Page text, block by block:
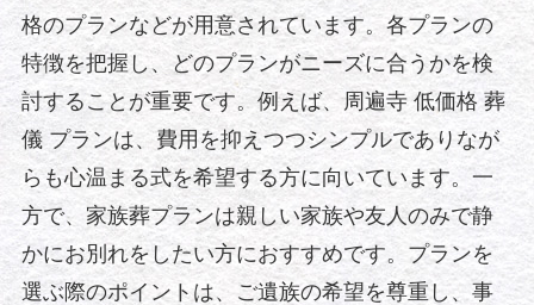
格のプランなどが用意されています。各プランの
特徴を把握し、どのプランがニーズに合うかを検
討することが重要です。例えば、周遍寺 低価格 葬
儀 プランは、費用を抑えつつシンプルでありなが
らも心温まる式を希望する方に向いています。一
方で、家族葬プランは親しい家族や友人のみで静
かにお別れをしたい方におすすめです。プランを
選ぶ際のポイントは、ご遺族の希望を尊重し、事